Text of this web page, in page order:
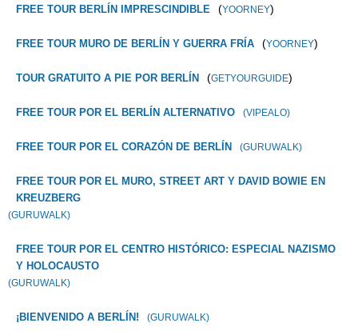
FREE TOUR BERLÍN IMPRESCINDIBLE (YOORNEY)
FREE TOUR MURO DE BERLÍN Y GUERRA FRÍA (YOORNEY)
TOUR GRATUITO A PIE POR BERLÍN (GETYOURGUIDE)
FREE TOUR POR EL BERLÍN ALTERNATIVO (VIPEALO)
FREE TOUR POR EL CORAZÓN DE BERLÍN (GURUWALK)
FREE TOUR POR EL MURO, STREET ART Y DAVID BOWIE EN
KREUZBERG
(GURUWALK)
FREE TOUR POR EL CENTRO HISTÓRICO: ESPECIAL NAZISMO
Y HOLOCAUSTO
(GURUWALK)
¡BIENVENIDO A BERLÍN! (GURUWALK)